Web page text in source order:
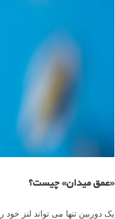
«عمق میدان» چیست؟
یک دوربین تنها می تواند لنز